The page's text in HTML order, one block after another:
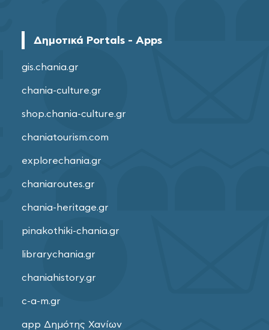
Δημοτικά Portals - Apps
gis.chania.gr
chania-culture.gr
shop.chania-culture.gr
chaniatourism.com
explorechania.gr
chaniaroutes.gr
chania-heritage.gr
pinakothiki-chania.gr
librarychania.gr
chaniahistory.gr
c-a-m.gr
app Δημότης Χανίων